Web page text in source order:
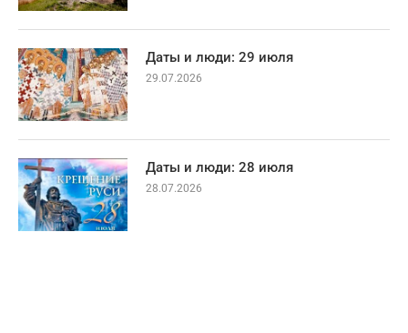
Даты и люди: 29 июля
29.07.2026
Даты и люди: 28 июля
28.07.2026